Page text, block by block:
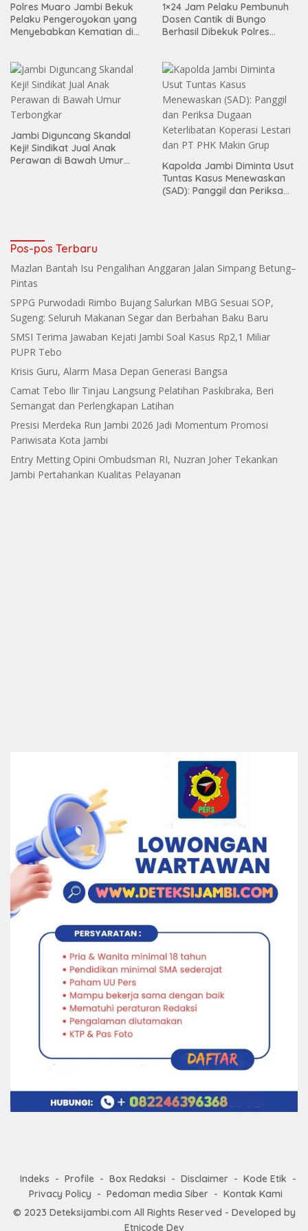
Polres Muaro Jambi Bekuk
Pelaku Pengeroyokan yang
Menyebabkan Kematian di
1×24 Jam Pelaku Pembunuh
Dosen Cantik di Bungo
Berhasil Dibekuk Polres
Jambi Diguncang Skandal
Keji! Sindikat Jual Anak
Perawan di Bawah Umur
Kapolda Jambi Diminta Usut
Tuntas Kasus Menewaskan
(SAD): Panggil dan Periksa
Pos-pos Terbaru
Mazlan Bantah Isu Pengalihan Anggaran Jalan Simpang Betung–
Pintas
SPPG Purwodadi Rimbo Bujang Salurkan MBG Sesuai SOP,
Sugeng: Seluruh Makanan Segar dan Berbahan Baku Baru
SMSI Terima Jawaban Kejati Jambi Soal Kasus Rp2,1 Miliar
PUPR Tebo
Krisis Guru, Alarm Masa Depan Generasi Bangsa
Camat Tebo Ilir Tinjau Langsung Pelatihan Paskibraka, Beri
Semangat dan Perlengkapan Latihan
Presisi Merdeka Run Jambi 2026 Jadi Momentum Promosi
Pariwisata Kota Jambi
Entry Metting Opini Ombudsman RI, Nuzran Joher Tekankan
Jambi Pertahankan Kualitas Pelayanan
Indeks Profile Box Redaksi Disclaimer
Kode Etik
Privacy Policy
Pedoman media Siber
Kontak Kami
© 2023 Deteksijambi.com All Rights Reserved - Developed by
Etnicode Dev